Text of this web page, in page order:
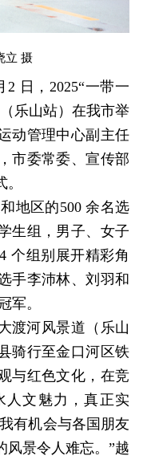
立 摄
2 日，2025“一带一
乐山站）在我市举
动管理中心副主任
市委常委、宣传部
地区的500 余名选
生组，男子、女子
个组别展开精彩角
手李沛林、刘羽和
军。
渡河风景道（乐山
骑行至金口河区铁
与红色文化，在竞
人文魅力，真正实
有机会与各国朋友
风景令人难忘。”越